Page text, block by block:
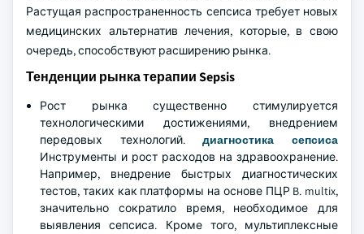
Растущая распространенность сепсиса требует новых
медицинских альтернатив лечения, которые, в свою
очередь, способствуют расширению рынка.
Тенденции рынка терапии Sepsis
Рост рынка существенно стимулируется
технологическими достижениями, внедрением
передовых технологий.диагностика сепсиса
Инструменты и рост расходов на здравоохранение.
Например, внедрение быстрых диагностических
тестов, таких как платформы на основе ПЦР B. multix,
значительно сократило время, необходимое для
выявления сепсиса. Кроме того, мультиплексные